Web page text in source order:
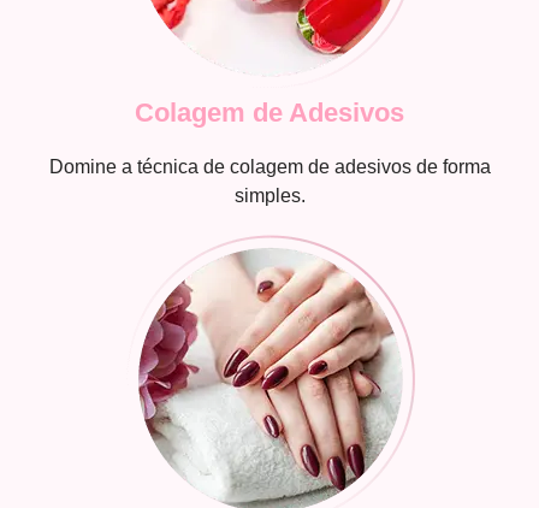
Colagem de Adesivos
Domine a técnica de colagem de adesivos de forma
simples.